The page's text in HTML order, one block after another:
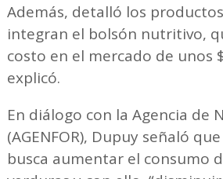
Además, detalló los
integran el bolsón nutritivo,
costo en el mercado de unos
explicó.
En diálogo con la Agencia de
(AGENFOR), Dupuy señaló
busca aumentar el consumo